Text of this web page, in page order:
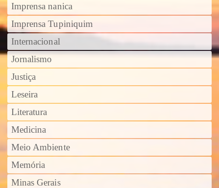
Imprensa nanica
Imprensa Tupiniquim
Internacional
Jornalismo
Justiça
Leseira
Literatura
Medicina
Meio Ambiente
Memória
Minas Gerais